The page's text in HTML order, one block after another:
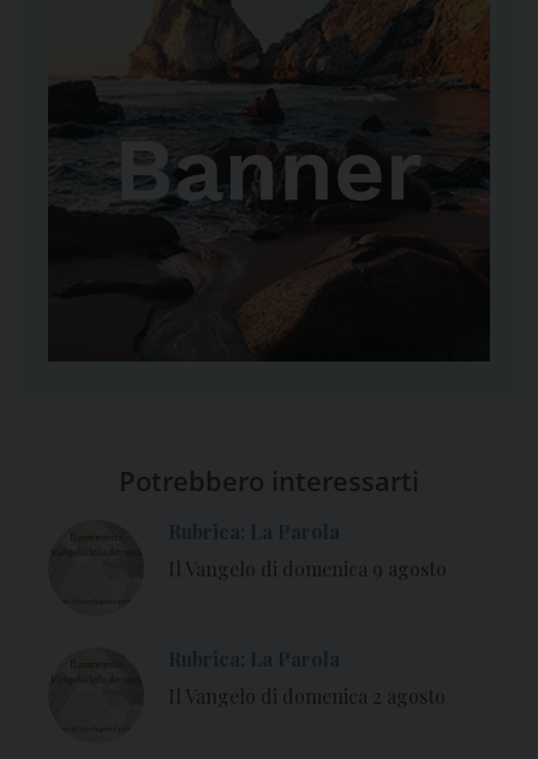
Potrebbero interessarti
Il Vangelo di domenica 9 agosto
Il Vangelo di domenica 2 agosto